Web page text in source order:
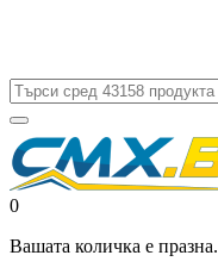
0
Вашата количка е празна.